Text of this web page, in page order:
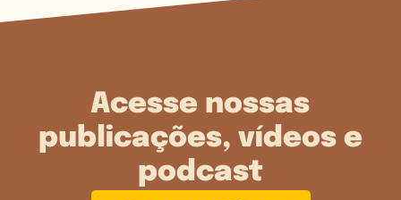
Acesse nossas
publicações, vídeos e
podcast